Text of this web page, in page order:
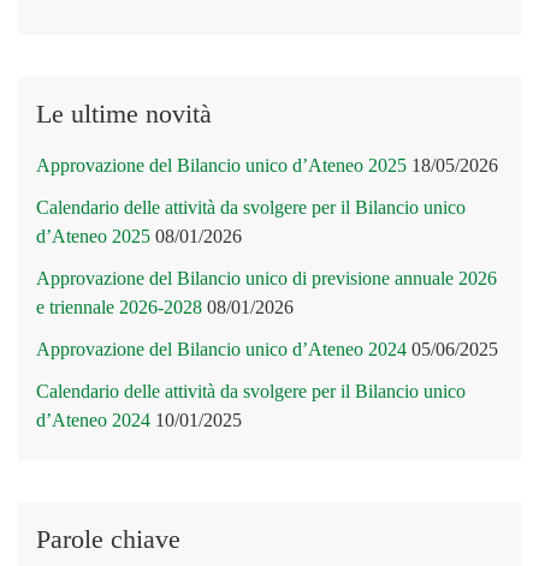
Le ultime novità
Approvazione del Bilancio unico d’Ateneo 2025 18/05/2026
Calendario delle attività da svolgere per il Bilancio unico
d’Ateneo 2025 08/01/2026
Approvazione del Bilancio unico di previsione annuale 2026
e triennale 2026-2028 08/01/2026
Approvazione del Bilancio unico d’Ateneo 2024 05/06/2025
Calendario delle attività da svolgere per il Bilancio unico
d’Ateneo 2024 10/01/2025
Parole chiave